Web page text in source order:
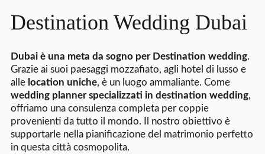
Destination Wedding Dubai
Dubai è una meta da sogno per Destination wedding.
Grazie ai suoi paesaggi mozzafiato, agli hotel di lusso e
allelocation uniche, è un luogo ammaliante. Come
wedding planner specializzati in destination wedding,
offriamo una consulenza completa per coppie
provenienti da tutto il mondo. Il nostro obiettivo è
supportarle nella pianificazione del matrimonio perfetto
in questa città cosmopolita.